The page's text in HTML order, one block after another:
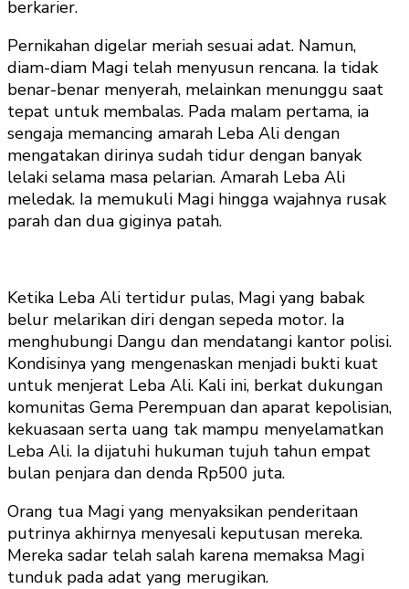
berkarier.
Pernikahan digelar meriah sesuai adat. Namun,
diam-diam Magi telah menyusun rencana. Ia tidak
benar-benar menyerah, melainkan menunggu saat
tepat untuk membalas. Pada malam pertama, ia
sengaja memancing amarah Leba Ali dengan
mengatakan dirinya sudah tidur dengan banyak
lelaki selama masa pelarian. Amarah Leba Ali
meledak. Ia memukuli Magi hingga wajahnya rusak
parah dan dua giginya patah.
Ketika Leba Ali tertidur pulas, Magi yang babak
belur melarikan diri dengan sepeda motor. Ia
menghubungi Dangu dan mendatangi kantor polisi.
Kondisinya yang mengenaskan menjadi bukti kuat
untuk menjerat Leba Ali. Kali ini, berkat dukungan
komunitas Gema Perempuan dan aparat kepolisian,
kekuasaan serta uang tak mampu menyelamatkan
Leba Ali. Ia dijatuhi hukuman tujuh tahun empat
bulan penjara dan denda Rp500 juta.
Orang tua Magi yang menyaksikan penderitaan
putrinya akhirnya menyesali keputusan mereka.
Mereka sadar telah salah karena memaksa Magi
tunduk pada adat yang merugikan.